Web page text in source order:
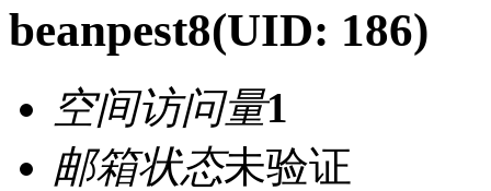
beanpest8(UID: 186)
空间访问量1
邮箱状态未验证